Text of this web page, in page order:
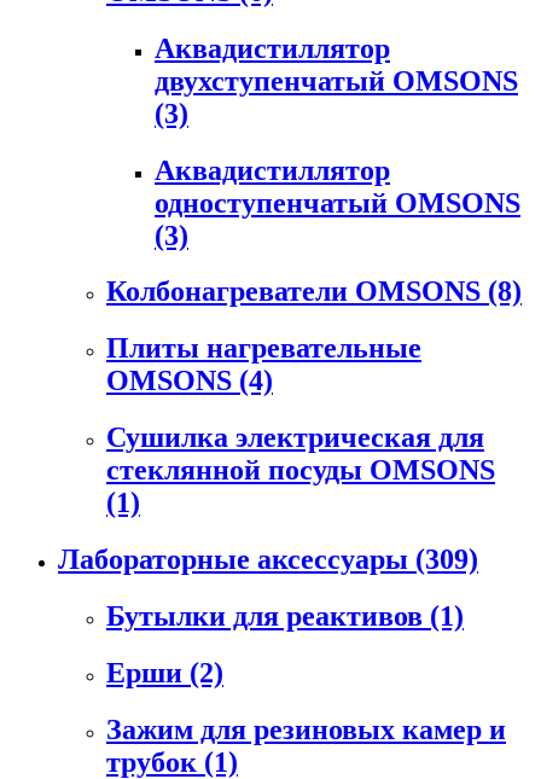
Аквадистиллятор
двухступенчатый OMSONS
(3)
Аквадистиллятор
одноступенчатый OMSONS
(3)
Колбонагреватели OMSONS (8)
Плиты нагревательные
OMSONS (4)
Сушилка электрическая для
стеклянной посуды OMSONS
(1)
Лабораторные аксессуары (309)
Бутылки для реактивов (1)
Ерши (2)
Зажим для резиновых камер и
трубок (1)